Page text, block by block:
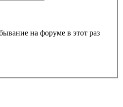
на форуме в этот раз